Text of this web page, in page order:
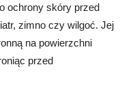
ochrony skóry przed
zimno czy wilgoć. Jej
na powierzchni
przed